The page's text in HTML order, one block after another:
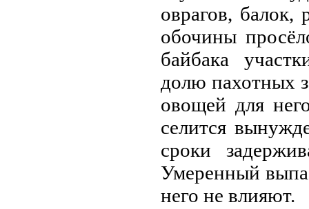
оврагов,
обочины
байбака
долю пахотных
овощей для
селится
сроки
Умеренный
него не влияют.